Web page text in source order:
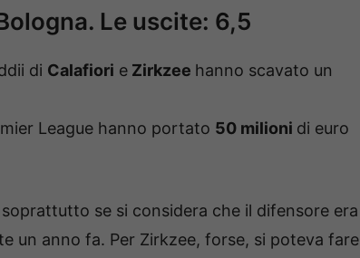
Le uscite: 6,5
di Calafiori e Zirkzee hanno scavato un
League hanno portato 50 milioni di euro
se si considera che il difensore era
un anno fa. Per Zirkzee, forse, si poteva fare